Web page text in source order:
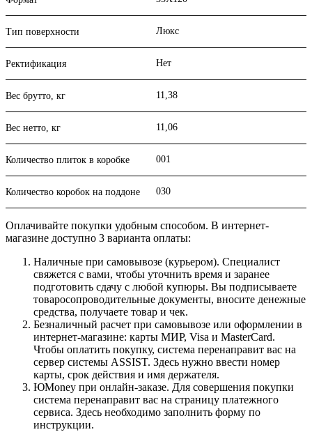
Тип поверхности Люкс
Ректификация Нет
Вес брутто, кг 11,38
Вес нетто, кг 11,06
Количество плиток в коробке 001
Количество коробок на поддоне 030
Оплачивайте покупки удобным способом. В интернет-
магазине доступно 3 варианта оплаты:
Наличные при самовывозе (курьером). Специалист
свяжется с вами, чтобы уточнить время и заранее
подготовить сдачу с любой купюры. Вы подписываете
товаросопроводительные документы, вносите денежные
средства, получаете товар и чек.
Безналичный расчет при самовывозе или оформлении в
интернет-магазине: карты МИР, Visa и MasterCard.
Чтобы оплатить покупку, система перенаправит вас на
сервер системы ASSIST. Здесь нужно ввести номер
карты, срок действия и имя держателя.
ЮMoney при онлайн-заказе. Для совершения покупки
система перенаправит вас на страницу платежного
сервиса. Здесь необходимо заполнить форму по
инструкции.